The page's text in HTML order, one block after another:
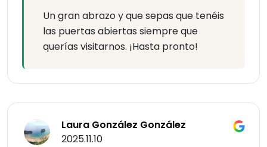
Un gran abrazo y que sepas que tenéis
las puertas abiertas siempre que
querías visitarnos. ¡Hasta pronto!
Laura González González
2025.11.10